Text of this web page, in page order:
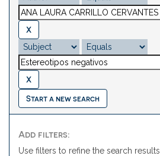
Start a new search
Add filters:
Use filters to refine the search results.